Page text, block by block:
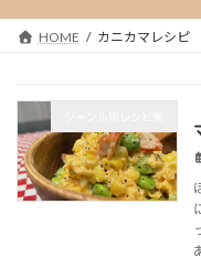
HOME カニカマレシ